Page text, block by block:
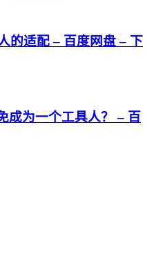
的适配 – 百度网盘 – 下
成为一个工具人？ – 百